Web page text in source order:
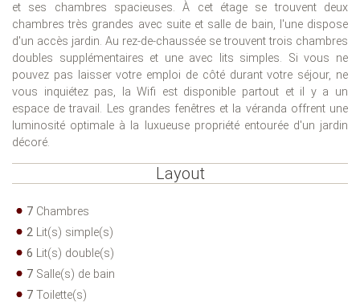
et ses chambres spacieuses. À cet étage se trouvent deux
chambres très grandes avec suite et salle de bain, l'une dispose
d'un accès jardin. Au rez-de-chaussée se trouvent trois chambres
doubles supplémentaires et une avec lits simples. Si vous ne
pouvez pas laisser votre emploi de côté durant votre séjour, ne
vous inquiétez pas, la Wifi est disponible partout et il y a un
espace de travail. Les grandes fenêtres et la véranda offrent une
luminosité optimale à la luxueuse propriété entourée d'un jardin
décoré.
Layout
7 Chambres
2 Lit(s) simple(s)
6 Lit(s) double(s)
7 Salle(s) de bain
7 Toilette(s)